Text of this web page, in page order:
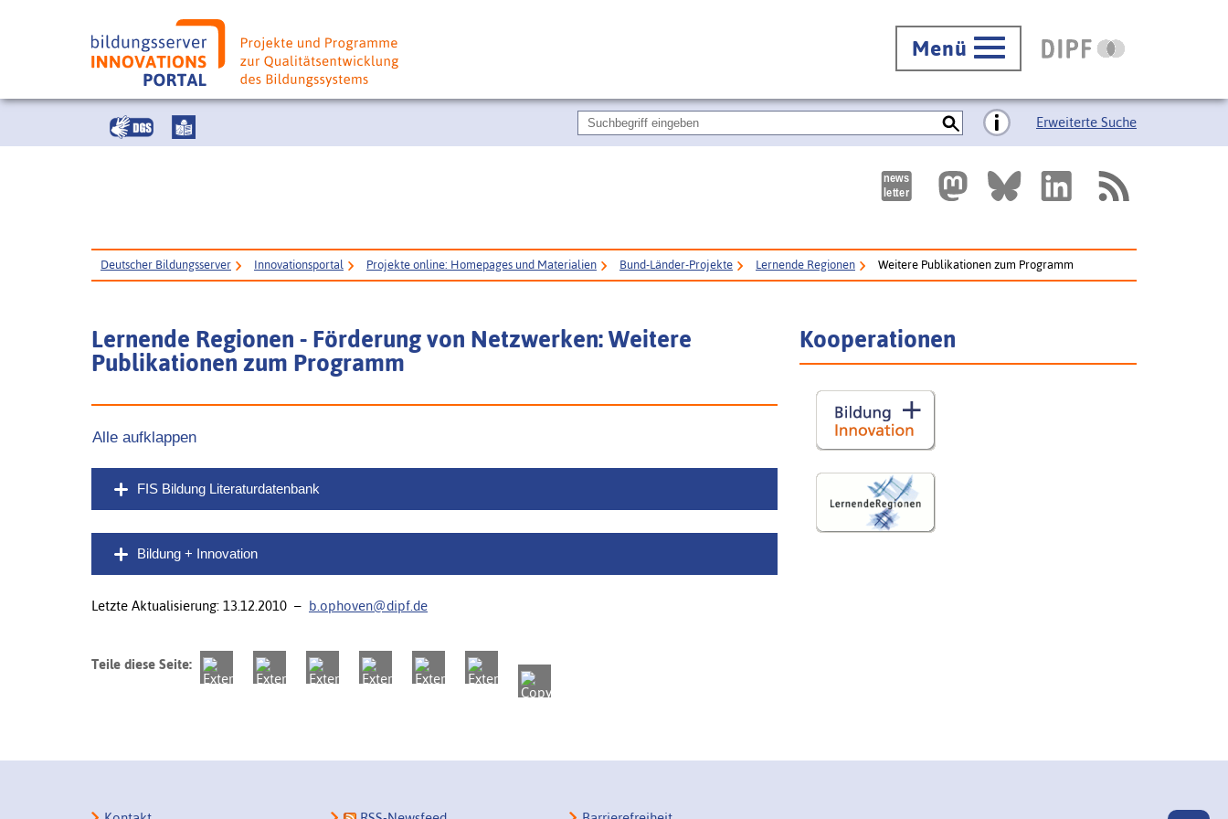
Menü
Erweiterte Suche
Deutscher Bildungsserver Innovationsportal Projekte online: Homepages und Materialien Bund-Länder-Projekte Lernende Regionen Weitere Publikationen zum Programm
Lernende Regionen - Förderung von Netzwerken: Weitere
Publikationen zum Programm
Alle aufklappen
FIS Bildung Literaturdatenbank
Bildung + Innovation
Letzte Aktualisierung: 13.12.2010 – b.ophoven@dipf.de
Kooperationen
Teile diese Seite: